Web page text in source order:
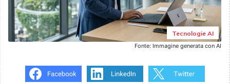
Tecnologie AI
Fonte: Immagine generata con AI